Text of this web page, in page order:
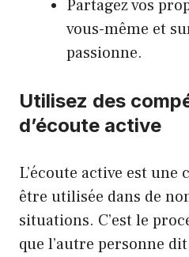
Partagez vos
vous-même et
passionne.
Utilisez des
d’écoute active
L’écoute active est
être utilisée dans de
situations. C’est le
que l’autre personne